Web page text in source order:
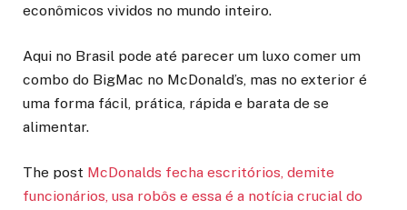
econômicos vividos no mundo inteiro.
Aqui no Brasil pode até parecer um luxo comer um
combo do BigMac no McDonald’s, mas no exterior é
uma forma fácil, prática, rápida e barata de se
alimentar.
The post McDonalds fecha escritórios, demite
funcionários, usa robôs e essa é a notícia crucial do